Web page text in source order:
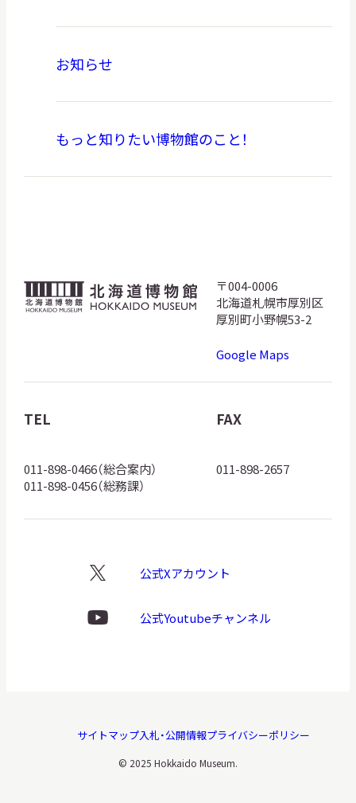
お知らせ
もっと知りたい博物館のこと！
北
海
物
館
ゴ
〒004-0006
北海道札幌市厚別区
厚別町小野幌53-2
Google Maps
TEL
011-898-0466（総合案内）
011-898-0456（総務課）
FAX
011-898-2657
X
ゴ
公式Xアカウント
Youtube
公式Youtubeチャンネル
サイトマップ入札・公開情報プライバシーポリシー
© 2025 Hokkaido Museum.